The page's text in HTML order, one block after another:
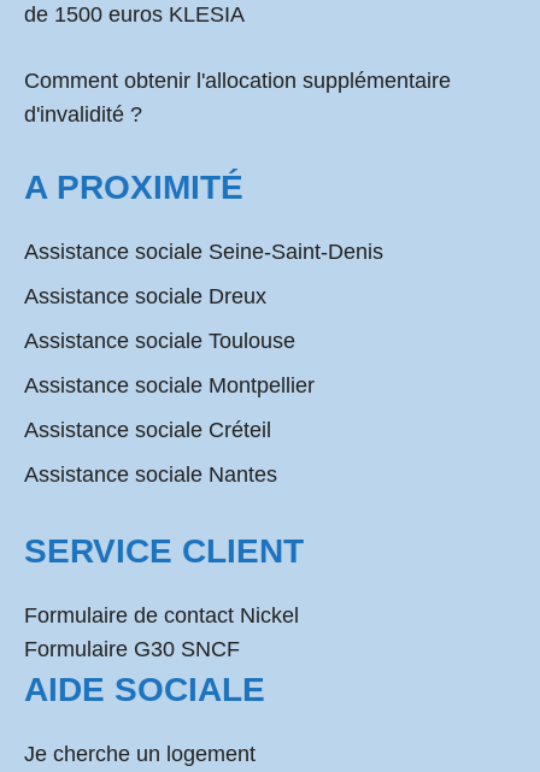
de 1500 euros KLESIA
Comment obtenir l'allocation supplémentaire
d'invalidité ?
A PROXIMITÉ
Assistance sociale Seine-Saint-Denis
Assistance sociale Dreux
Assistance sociale Toulouse
Assistance sociale Montpellier
Assistance sociale Créteil
Assistance sociale Nantes
SERVICE CLIENT
Formulaire de contact Nickel
Formulaire G30 SNCF
AIDE SOCIALE
Je cherche un logement